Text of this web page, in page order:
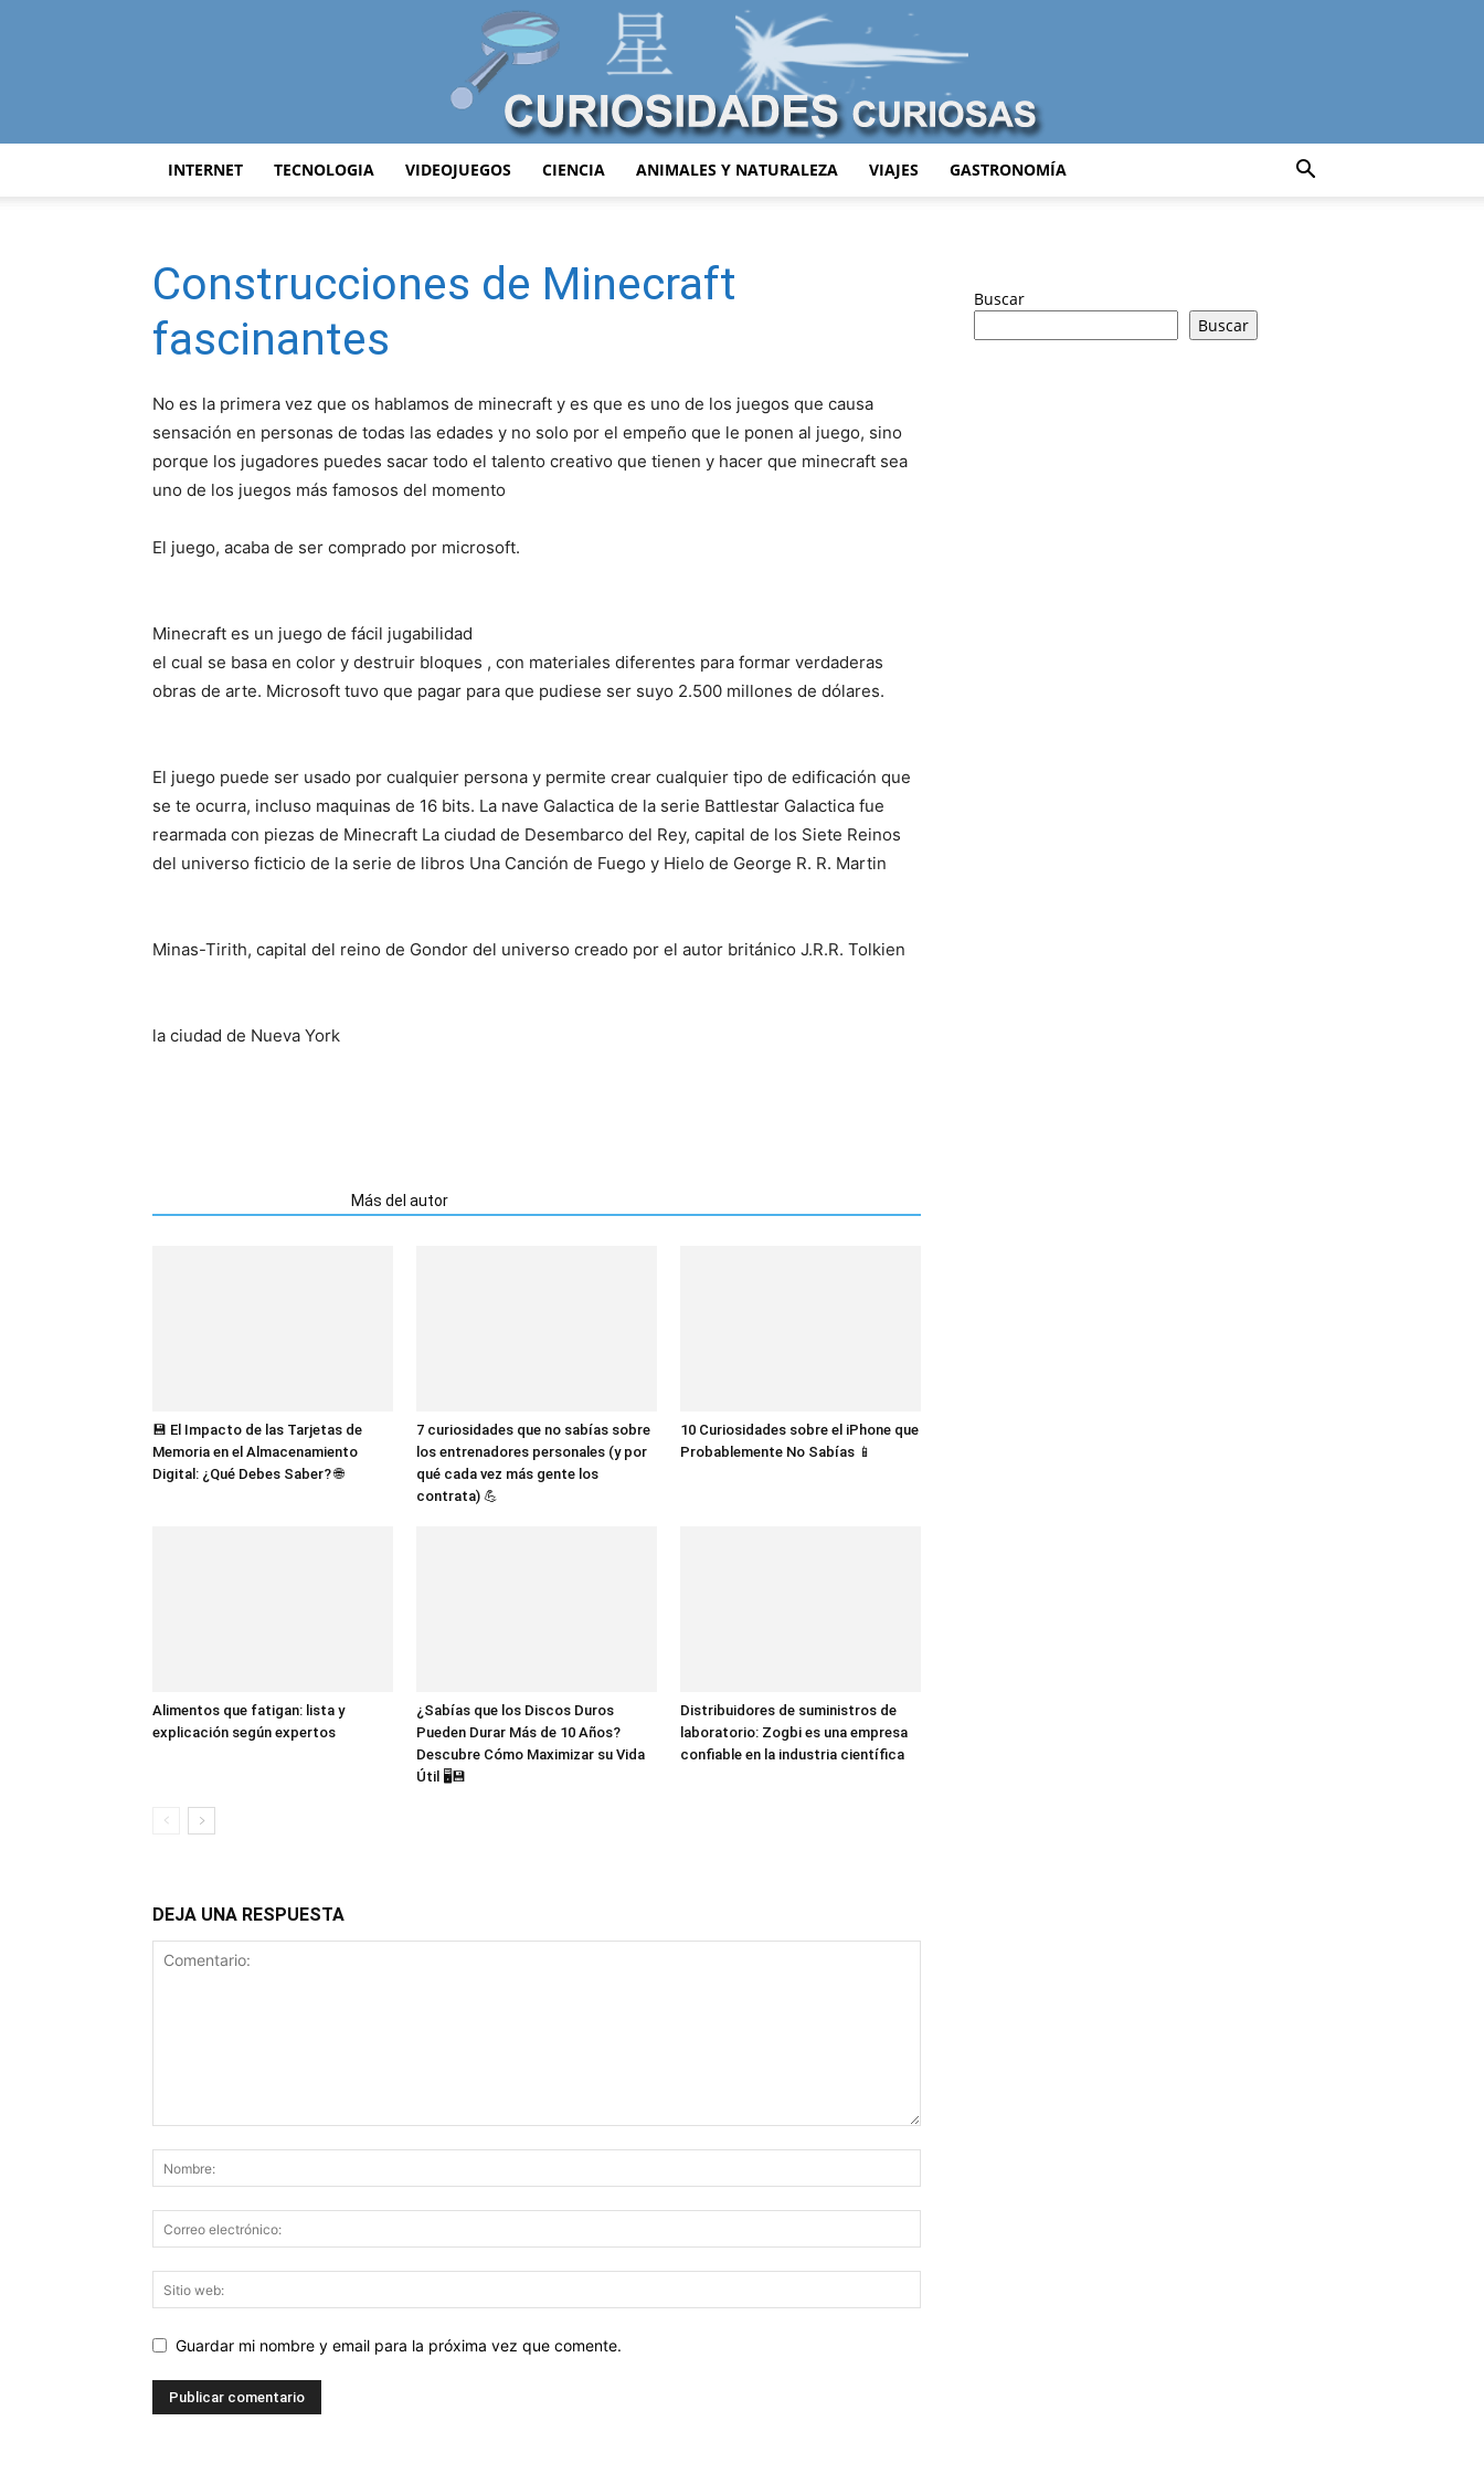
INTERNET TECNOLOGIA VIDEOJUEGOS CIENCIA ANIMALES Y NATURALEZA VIAJES GASTRONOMÍA
Construcciones de Minecraft
fascinantes
No es la primera vez que os hablamos de minecraft y es que es uno de los juegos que causa
sensación en personas de todas las edades y no solo por el empeño que le ponen al juego, sino
porque los jugadores puedes sacar todo el talento creativo que tienen y hacer que minecraft sea
uno de los juegos más famosos del momento
El juego, acaba de ser comprado por microsoft.
Minecraft es un juego de fácil jugabilidad
el cual se basa en color y destruir bloques , con materiales diferentes para formar verdaderas
obras de arte. Microsoft tuvo que pagar para que pudiese ser suyo 2.500 millones de dólares.
El juego puede ser usado por cualquier persona y permite crear cualquier tipo de edificación que
se te ocurra, incluso maquinas de 16 bits. La nave Galactica de la serie Battlestar Galactica fue
rearmada con piezas de Minecraft La ciudad de Desembarco del Rey, capital de los Siete Reinos
del universo ficticio de la serie de libros Una Canción de Fuego y Hielo de George R. R. Martin
Minas-Tirith, capital del reino de Gondor del universo creado por el autor británico J.R.R. Tolkien
la ciudad de Nueva York
Más del autor
💾 El Impacto de las Tarjetas de
Memoria en el Almacenamiento
Digital: ¿Qué Debes Saber? 🌐
7 curiosidades que no sabías sobre
los entrenadores personales (y por
qué cada vez más gente los
contrata) 💪
10 Curiosidades sobre el iPhone que
Probablemente No Sabías 📱
Alimentos que fatigan: lista y
explicación según expertos
¿Sabías que los Discos Duros
Pueden Durar Más de 10 Años?
Descubre Cómo Maximizar su Vida
Útil 🖥️💾
Distribuidores de suministros de
laboratorio: Zogbi es una empresa
confiable en la industria científica
DEJA UNA RESPUESTA
Guardar mi nombre y email para la próxima vez que comente.
Buscar
Buscar